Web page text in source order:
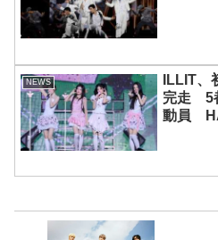
NEWS
ILLIT、
完走 5
動員